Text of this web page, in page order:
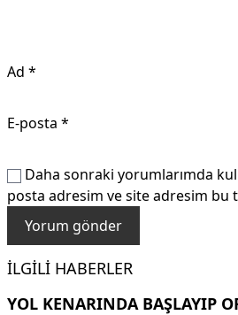
Ad *
E-posta *
Daha sonraki yorumlarımda
posta adresim ve site adresim bu
İLGILI HABERLER
YOL KENARINDA BAŞLAYIP